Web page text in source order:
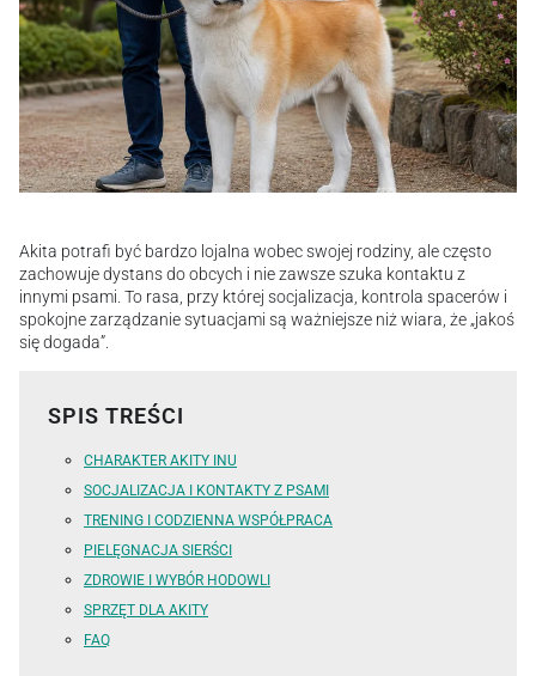
Akita potrafi być bardzo lojalna wobec swojej rodziny, ale często
zachowuje dystans do obcych i nie zawsze szuka kontaktu z
innymi psami. To rasa, przy której socjalizacja, kontrola spacerów i
spokojne zarządzanie sytuacjami są ważniejsze niż wiara, że „jakoś
się dogada”.
SPIS TREŚCI
CHARAKTER AKITY INU
SOCJALIZACJA I KONTAKTY Z PSAMI
TRENING I CODZIENNA WSPÓŁPRACA
PIELĘGNACJA SIERŚCI
ZDROWIE I WYBÓR HODOWLI
SPRZĘT DLA AKITY
FAQ